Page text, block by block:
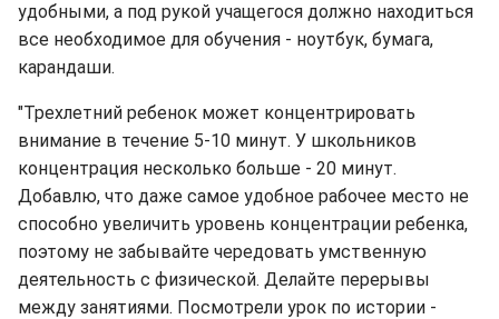
удобными, а под рукой учащегося должно находиться
все необходимое для обучения - ноутбук, бумага,
карандаши.
"Трехлетний ребенок может концентрировать
внимание в течение 5-10 минут. У школьников
концентрация несколько больше - 20 минут.
Добавлю, что даже самое удобное рабочее место не
способно увеличить уровень концентрации ребенка,
поэтому не забывайте чередовать умственную
деятельность с физической. Делайте перерывы
между занятиями. Посмотрели урок по истории -